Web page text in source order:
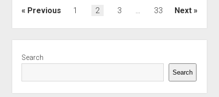
Antar
Kalahkan
Pistons
Posts
Previous 1 2 3 … 33 Next
Search
Search